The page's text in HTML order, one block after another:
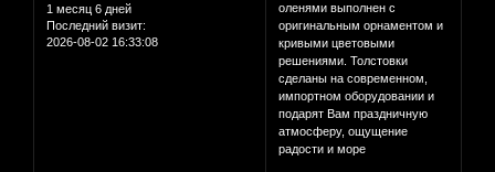
1 месяц 6 дней
Последний визит:
2026-08-02 16:33:08
оленями выполнен с
оригинальным орнаментом и
кривыми цветовыми
решениями. Толстовки
сделаны на современном,
импортном оборудовании и
подарят Вам праздничную
атмосферу, ощущение
радости и море